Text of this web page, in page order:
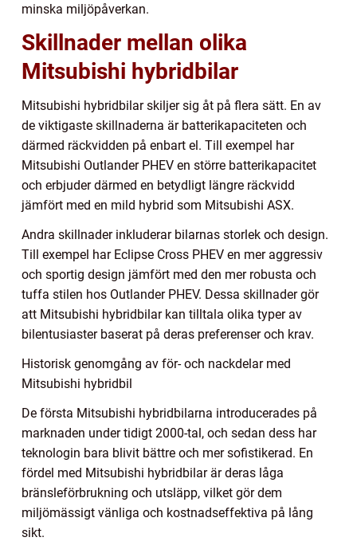
minska miljöpåverkan.
Skillnader mellan olika
Mitsubishi hybridbilar
Mitsubishi hybridbilar skiljer sig åt på flera sätt. En av
de viktigaste skillnaderna är batterikapaciteten och
därmed räckvidden på enbart el. Till exempel har
Mitsubishi Outlander PHEV en större batterikapacitet
och erbjuder därmed en betydligt längre räckvidd
jämfört med en mild hybrid som Mitsubishi ASX.
Andra skillnader inkluderar bilarnas storlek och design.
Till exempel har Eclipse Cross PHEV en mer aggressiv
och sportig design jämfört med den mer robusta och
tuffa stilen hos Outlander PHEV. Dessa skillnader gör
att Mitsubishi hybridbilar kan tilltala olika typer av
bilentusiaster baserat på deras preferenser och krav.
Historisk genomgång av för- och nackdelar med
Mitsubishi hybridbil
De första Mitsubishi hybridbilarna introducerades på
marknaden under tidigt 2000-tal, och sedan dess har
teknologin bara blivit bättre och mer sofistikerad. En
fördel med Mitsubishi hybridbilar är deras låga
bränsleförbrukning och utsläpp, vilket gör dem
miljömässigt vänliga och kostnadseffektiva på lång
sikt.